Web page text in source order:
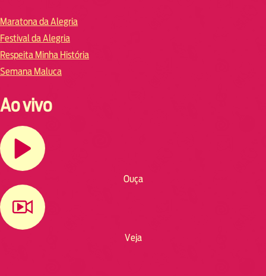
Maratona da Alegria
Festival da Alegria
Respeita Minha História
Semana Maluca
Ao vivo
Ouça
Veja